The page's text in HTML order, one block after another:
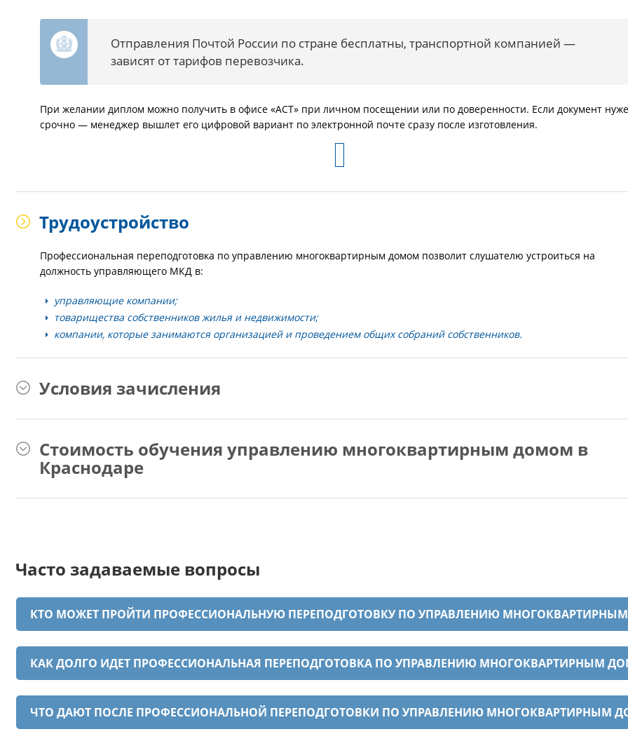
Отправления Почтой России по стране бесплатны, транспортной компанией —
зависят от тарифов перевозчика.
При желании диплом можно получить в офисе «АСТ» при личном посещении или по доверенности. Если документ
срочно — менеджер вышлет его цифровой вариант по электронной почте сразу после изготовления.
Трудоустройство
Профессиональная переподготовка по управлению многоквартирным домом позволит слушателю устроиться на
должность управляющего МКД в:
управляющие компании;
товарищества собственников жилья и недвижимости;
компании, которые занимаются организацией и проведением общих собраний собственников.
Условия зачисления
Стоимость обучения управлению многоквартирным домом в
Краснодаре
Часто задаваемые вопросы
КТО МОЖЕТ ПРОЙТИ ПРОФЕССИОНАЛЬНУЮ ПЕРЕПОДГОТОВКУ ПО УПРАВЛЕНИЮ
КАК ДОЛГО ИДЕТ ПРОФЕССИОНАЛЬНАЯ ПЕРЕПОДГОТОВКА ПО УПРАВЛЕНИЮ МНОГОКВАРТИРНЫМ
ЧТО ДАЮТ ПОСЛЕ ПРОФЕССИОНАЛЬНОЙ ПЕРЕПОДГОТОВКИ ПО УПРАВЛЕНИЮ МНОГОКВАРТИРНЫМ